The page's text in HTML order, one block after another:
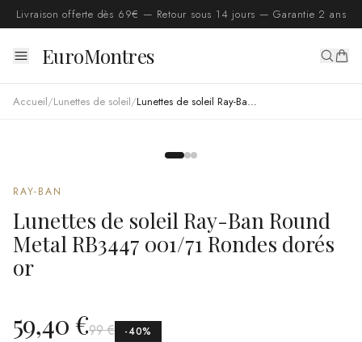
Livraison offerte dès 69€ — Retour sous 14 jours — Garantie 2 ans
EuroMontres
Accueil/Lunettes de soleil/ Lunettes de soleil Ray-Ban Round Metal RB3447 001/71 Rondes dorés or
RAY-BAN
Lunettes de soleil Ray-Ban Round
Metal RB3447 001/71 Rondes dorés
or
59,40 €99 € -40%